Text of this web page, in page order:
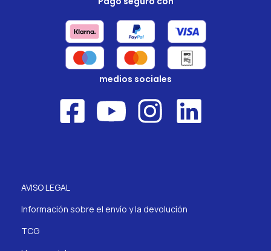
medios sociales
AVISO LEGAL
Información sobre el envío y la devolución
TCG